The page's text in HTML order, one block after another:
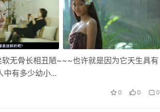
无骨长相丑陋~~~也许就是因为它天生具有
中有多少幼小...
0 0 0